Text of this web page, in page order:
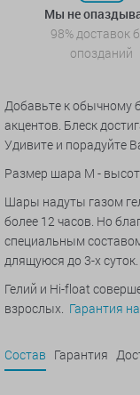
Мы не
98% доставок
опозданий
Добавьте к обычному
акцентов. Блеск
Удивите и порадуйте
Размер шара М -
Шары надуты газом
более 12 часов. Но
специальным
длящуюся до 3-х суток.
Гелий и Hi-float
взрослых. Гарантия
Состав Гарантия